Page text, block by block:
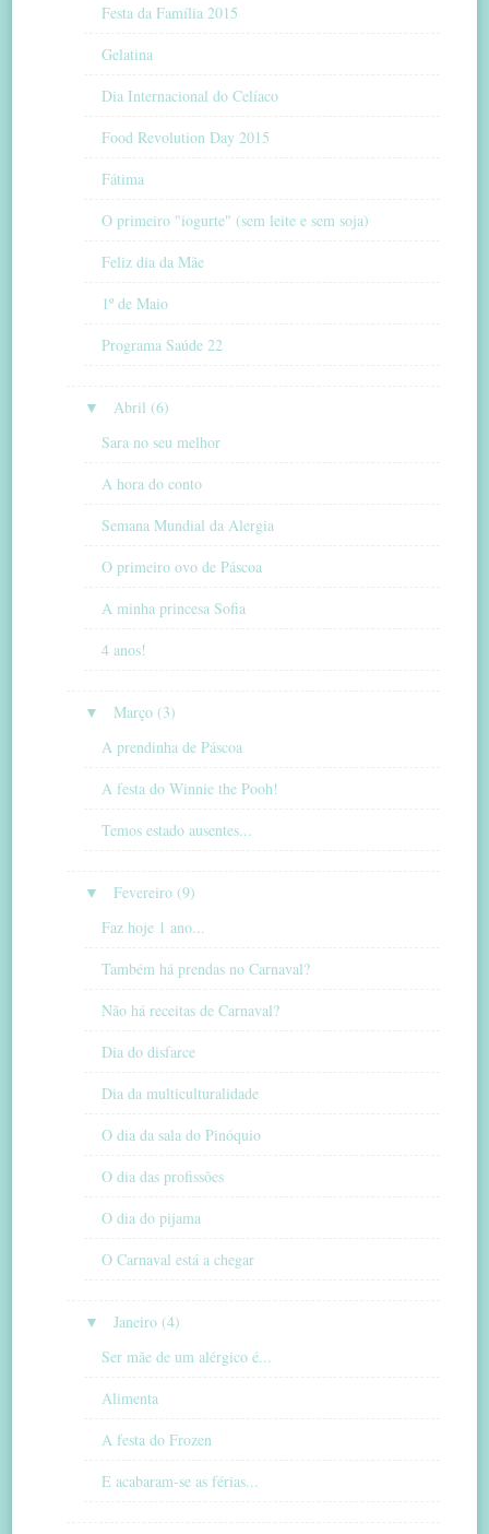
Festa da Família 2015
Gelatina
Dia Internacional do Celíaco
Food Revolution Day 2015
Fátima
O primeiro "iogurte" (sem leite e sem soja)
Feliz dia da Mãe
1º de Maio
Programa Saúde 22
▼
Abril (6)
Sara no seu melhor
A hora do conto
Semana Mundial da Alergia
O primeiro ovo de Páscoa
A minha princesa Sofia
4 anos!
▼
Março (3)
A prendinha de Páscoa
A festa do Winnie the Pooh!
Temos estado ausentes...
▼
Fevereiro (9)
Faz hoje 1 ano...
Também há prendas no Carnaval?
Não há receitas de Carnaval?
Dia do disfarce
Dia da multiculturalidade
O dia da sala do Pinóquio
O dia das profissões
O dia do pijama
O Carnaval está a chegar
▼
Janeiro (4)
Ser mãe de um alérgico é...
Alimenta
A festa do Frozen
E acabaram-se as férias...